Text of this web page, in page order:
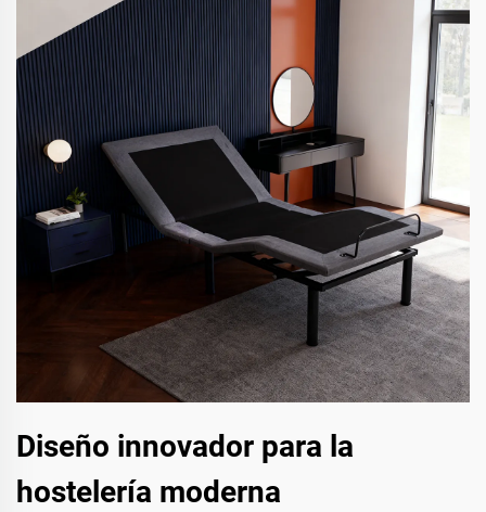
Diseño innovador para la
hostelería moderna